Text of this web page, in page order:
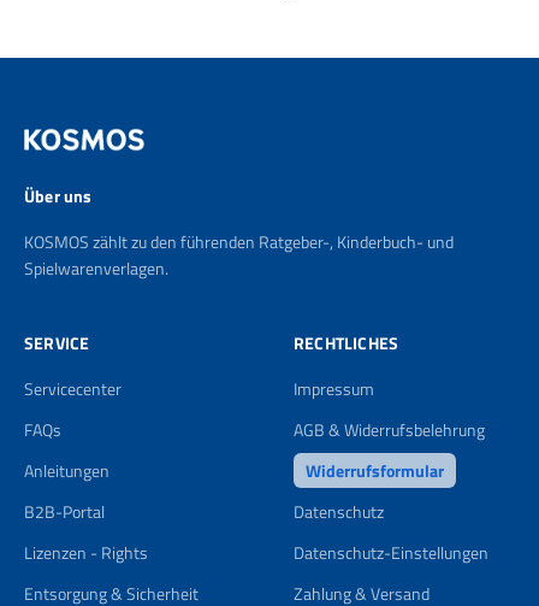
Über uns
KOSMOS zählt zu den führenden Ratgeber-, Kinderbuch- und
Spielwarenverlagen.
SERVICE
Servicecenter
FAQs
Anleitungen
B2B-Portal
Lizenzen - Rights
Entsorgung & Sicherheit
RECHTLICHES
Impressum
AGB & Widerrufsbelehrung
Widerrufsformular
Datenschutz
Datenschutz-Einstellungen
Zahlung & Versand